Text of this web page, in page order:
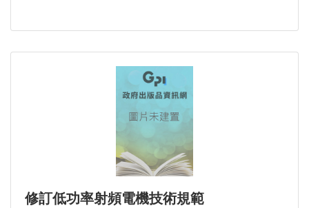
修訂低功率射頻電機技術規範